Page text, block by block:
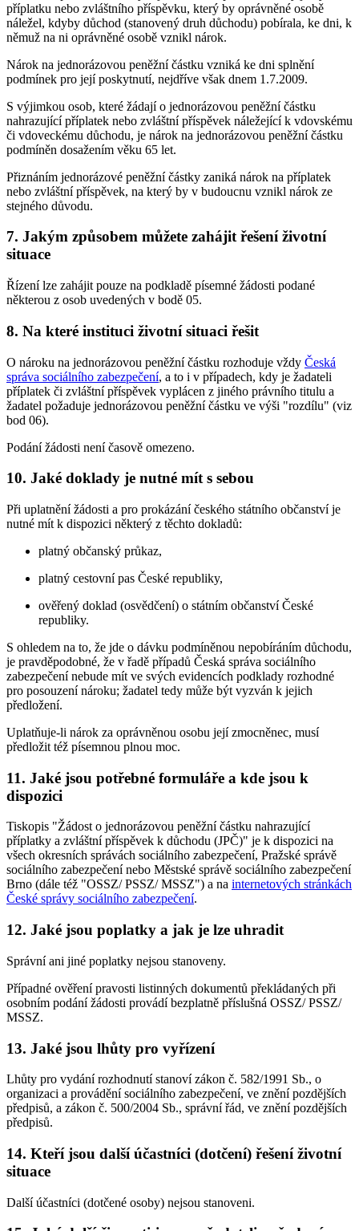
příplatku nebo zvláštního příspěvku, který by oprávněné osobě
náležel, kdyby důchod (stanovený druh důchodu) pobírala, ke dni, k
němuž na ni oprávněné osobě vznikl nárok.
Nárok na jednorázovou peněžní částku vzniká ke dni splnění
podmínek pro její poskytnutí, nejdříve však dnem 1.7.2009.
S výjimkou osob, které žádají o jednorázovou peněžní částku
nahrazující příplatek nebo zvláštní příspěvek náležející k vdovskému
či vdoveckému důchodu, je nárok na jednorázovou peněžní částku
podmíněn dosažením věku 65 let.
Přiznáním jednorázové peněžní částky zaniká nárok na příplatek
nebo zvláštní příspěvek, na který by v budoucnu vznikl nárok ze
stejného důvodu.
7. Jakým způsobem můžete zahájit řešení životní
situace
Řízení lze zahájit pouze na podkladě písemné žádosti podané
některou z osob uvedených v bodě 05.
8. Na které instituci životní situaci řešit
O nároku na jednorázovou peněžní částku rozhoduje vždy Česká
správa sociálního zabezpečení, a to i v případech, kdy je žadateli
příplatek či zvláštní příspěvek vyplácen z jiného právního titulu a
žadatel požaduje jednorázovou peněžní částku ve výši "rozdílu" (viz
bod 06).
Podání žádosti není časově omezeno.
10. Jaké doklady je nutné mít s sebou
Při uplatnění žádosti a pro prokázání českého státního občanství je
nutné mít k dispozici některý z těchto dokladů:
platný občanský průkaz,
platný cestovní pas České republiky,
ověřený doklad (osvědčení) o státním občanství České
republiky.
S ohledem na to, že jde o dávku podmíněnou nepobíráním důchodu,
je pravděpodobné, že v řadě případů Česká správa sociálního
zabezpečení nebude mít ve svých evidencích podklady rozhodné
pro posouzení nároku; žadatel tedy může být vyzván k jejich
předložení.
Uplatňuje-li nárok za oprávněnou osobu její zmocněnec, musí
předložit též písemnou plnou moc.
11. Jaké jsou potřebné formuláře a kde jsou k
dispozici
Tiskopis "Žádost o jednorázovou peněžní částku nahrazující
příplatky a zvláštní příspěvek k důchodu (JPČ)" je k dispozici na
všech okresních správách sociálního zabezpečení, Pražské správě
sociálního zabezpečení nebo Městské správě sociálního zabezpečení
Brno (dále též "OSSZ/ PSSZ/ MSSZ") a na internetových stránkách
České správy sociálního zabezpečení.
12. Jaké jsou poplatky a jak je lze uhradit
Správní ani jiné poplatky nejsou stanoveny.
Případné ověření pravosti listinných dokumentů překládaných při
osobním podání žádosti provádí bezplatně příslušná OSSZ/ PSSZ/
MSSZ.
13. Jaké jsou lhůty pro vyřízení
Lhůty pro vydání rozhodnutí stanoví zákon č. 582/1991 Sb., o
organizaci a provádění sociálního zabezpečení, ve znění pozdějších
předpisů, a zákon č. 500/2004 Sb., správní řád, ve znění pozdějších
předpisů.
14. Kteří jsou další účastníci (dotčení) řešení životní
situace
Další účastníci (dotčené osoby) nejsou stanoveni.